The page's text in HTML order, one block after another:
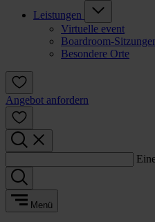
Leistungen
Virtuelle event
Boardroom-
Besondere Orte
Angebot anfordern
Menü